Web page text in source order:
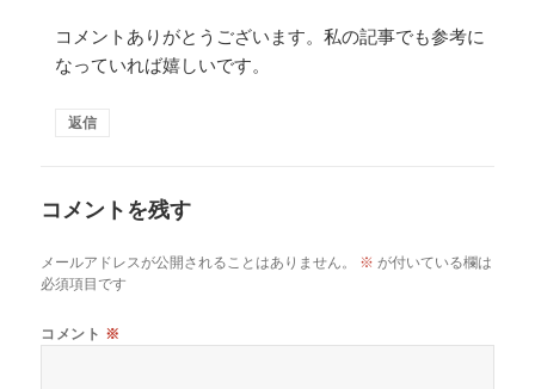
コメントありがとうございます。私の記事でも参考に
なっていれば嬉しいです。
返信
コメントを残す
メールアドレスが公開されることはありません。 ※ が付いている欄は
必須項目です
コメント ※